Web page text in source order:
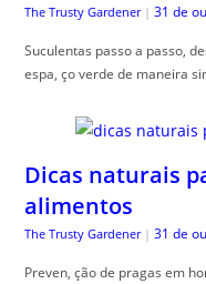
The Trusty Gardener | 31 de
Suculentas passo a passo,
espa, ço verde de maneira
Dicas naturais
alimentos
The Trusty Gardener | 31 de
Preven, ção de pragas em